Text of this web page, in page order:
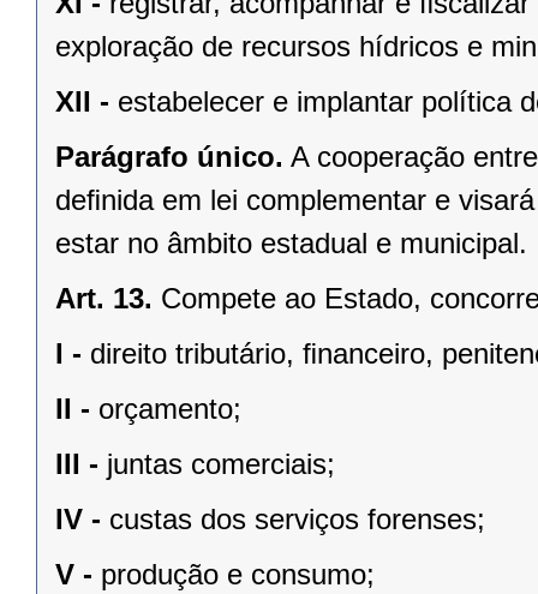
exploração de recursos hídricos e
XII - estabelecer e implantar política
Parágrafo único. A cooperação
deﬁnida em lei complementar e
estar no âmbito estadual e municipal.
Art. 13. Compete ao Estado,
I - direito tributário, ﬁnanceiro,
II - orçamento;
III - juntas comerciais;
IV - custas dos serviços forenses;
V - produção e consumo;